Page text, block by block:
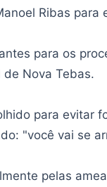
Ribas para
para os
Nova Tebas.
para evitar
"você vai se
pelas